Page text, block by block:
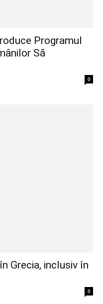
Programul
Să
0
Grecia, inclusiv în
0